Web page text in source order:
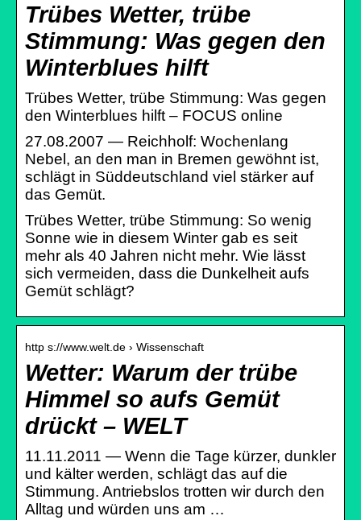
Trübes Wetter, trübe
Stimmung: Was gegen den
Winterblues hilft
Trübes Wetter, trübe Stimmung: Was gegen
den Winterblues hilft – FOCUS online
27.08.2007 — Reichholf: Wochenlang
Nebel, an den man in Bremen gewöhnt ist,
schlägt in Süddeutschland viel stärker auf
das Gemüt.
Trübes Wetter, trübe Stimmung: So wenig
Sonne wie in diesem Winter gab es seit
mehr als 40 Jahren nicht mehr. Wie lässt
sich vermeiden, dass die Dunkelheit aufs
Gemüt schlägt?
http s://www.welt.de › Wissenschaft
Wetter: Warum der trübe
Himmel so aufs Gemüt
drückt – WELT
11.11.2011 — Wenn die Tage kürzer, dunkler
und kälter werden, schlägt das auf die
Stimmung. Antriebslos trotten wir durch den
Alltag und würden uns am …